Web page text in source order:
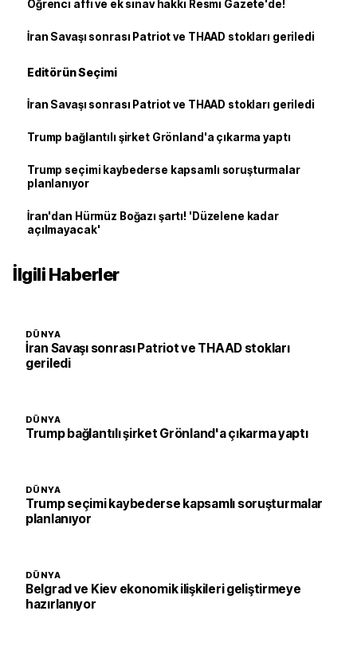
Öğrenci affı ve ek sınav hakkı Resmi Gazete'de!
İran Savaşı sonrası Patriot ve THAAD stokları geriledi
Editörün Seçimi
İran Savaşı sonrası Patriot ve THAAD stokları geriledi
Trump bağlantılı şirket Grönland'a çıkarma yaptı
Trump seçimi kaybederse kapsamlı soruşturmalar
planlanıyor
İran'dan Hürmüz Boğazı şartı! 'Düzelene kadar
açılmayacak'
İlgili Haberler
DÜNYA
İran Savaşı sonrası Patriot ve THAAD stokları
geriledi
DÜNYA
Trump bağlantılı şirket Grönland'a çıkarma yaptı
DÜNYA
Trump seçimi kaybederse kapsamlı soruşturmalar
planlanıyor
DÜNYA
Belgrad ve Kiev ekonomik ilişkileri geliştirmeye
hazırlanıyor